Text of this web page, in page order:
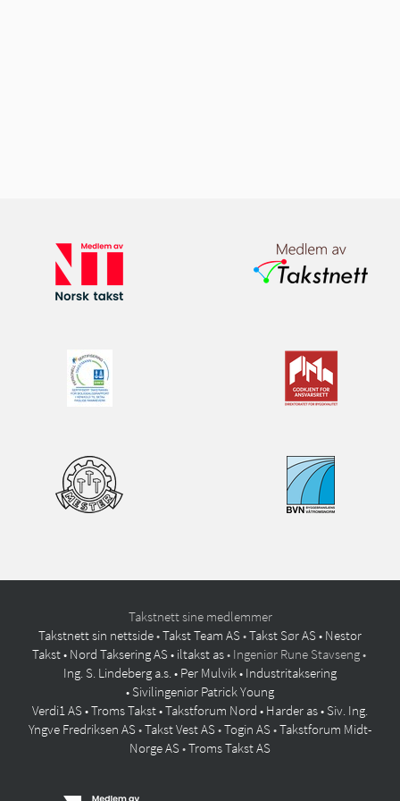
Takstnett sine medlemmer
Takstnett sin nettside•Takst Team AS•Takst Sør AS • Nestor
Takst • Nord Taksering AS • iltakst as• Ingeniør Rune Stavseng •
Ing. S. Lindeberg a.s. • Per Mulvik • Industritaksering
• Sivilingeniør Patrick Young
Verdi1 AS •Troms Takst •Takstforum Nord • Harder as • Siv. Ing.
Yngve Fredriksen AS•Takst Vest AS•Togin AS•Takstforum Midt-
Norge AS•Troms Takst AS